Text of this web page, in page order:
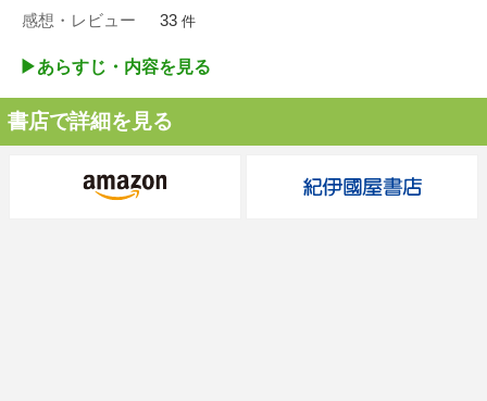
感想・レビュー 33 件
▶︎あらすじ・内容を見る
書店で詳細を見る